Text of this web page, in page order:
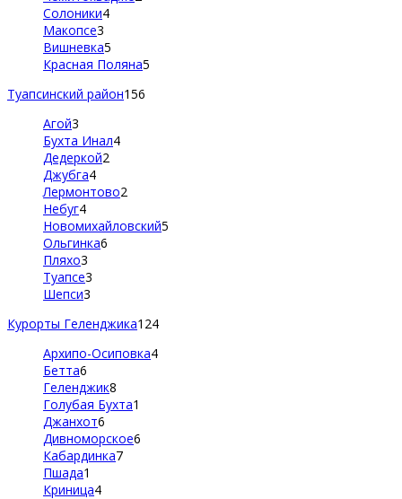
Солоники4
Макопсе3
Вишневка5
Красная Поляна5
Туапсинский район156
Агой3
Бухта Инал4
Дедеркой2
Джубга4
Лермонтово2
Небуг4
Новомихайловский5
Ольгинка6
Пляхо3
Туапсе3
Шепси3
Курорты Геленджика124
Архипо-Осиповка4
Бетта6
Геленджик8
Голубая Бухта1
Джанхот6
Дивноморское6
Кабардинка7
Пшада1
Криница4